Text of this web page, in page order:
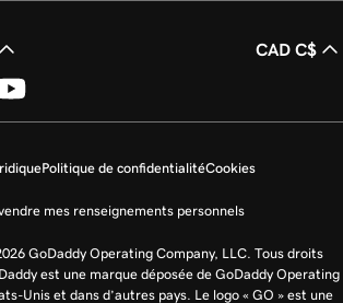
CAD C$
Politique de confidentialitéCookies
mes renseignements personnels
GoDaddy Operating Company, LLC. Tous droits
est une marque déposée de GoDaddy Operating
Unis et dans d’autres pays. Le logo « GO » est une